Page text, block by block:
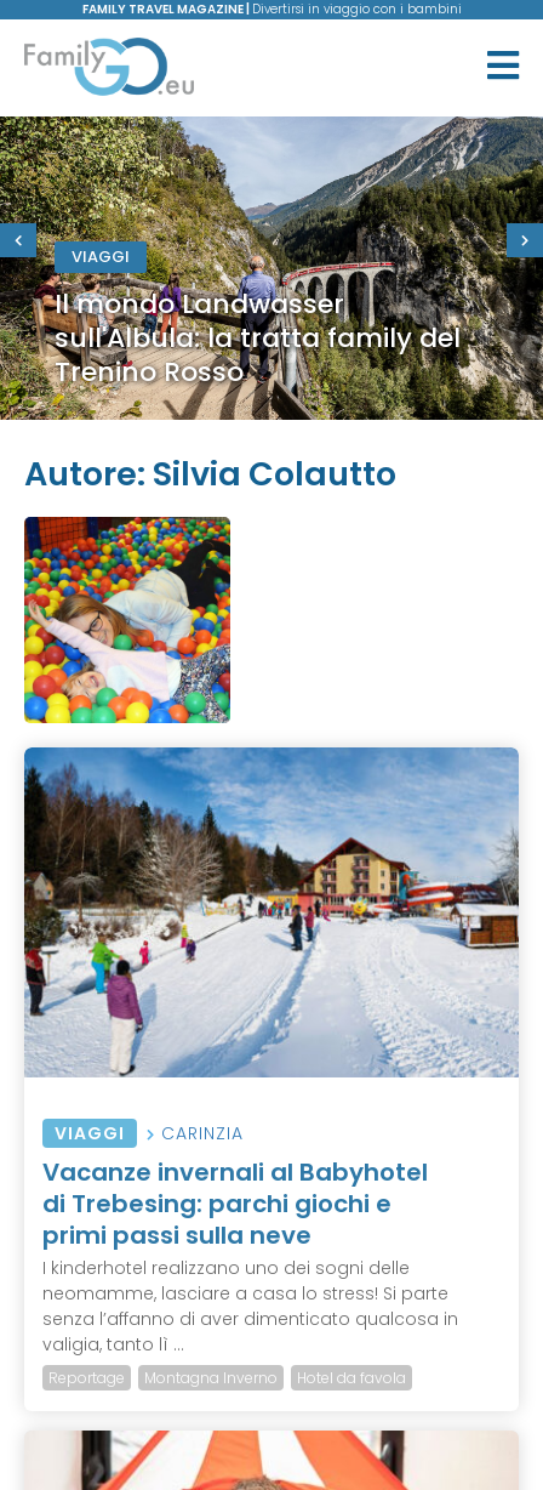
FAMILY TRAVEL MAGAZINE | Divertirsi in viaggio con i bambini
VIAGGI
Il mondo Landwasser
sull'Albula: la tratta family del
Trenino Rosso
Autore: Silvia Colautto
VIAGGI CARINZIA
Vacanze invernali al Babyhotel
di Trebesing: parchi giochi e
primi passi sulla neve
I kinderhotel realizzano uno dei sogni delle
neomamme, lasciare a casa lo stress! Si parte
senza l’affanno di aver dimenticato qualcosa in
valigia, tanto lì ...
Reportage Montagna Inverno Hotel da favola